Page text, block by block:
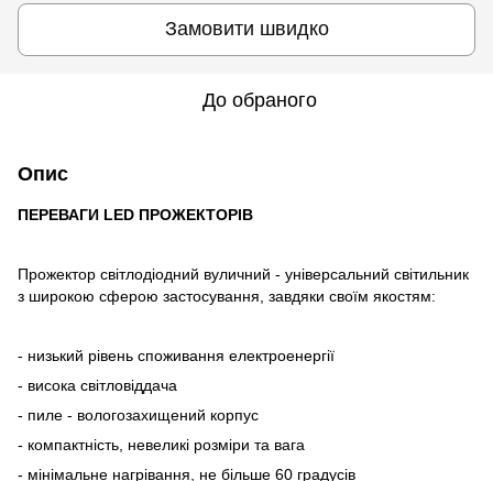
Замовити швидко
До обраного
Опис
ПЕРЕВАГИ LED ПРОЖЕКТОРІВ
Прожектор світлодіодний вуличний - універсальний світильник
з широкою сферою застосування, завдяки своїм якостям:
- низький рівень споживання електроенергії
- висока світловіддача
- пиле - вологозахищений корпус
- компактність, невеликі розміри та вага
- мінімальне нагрівання, не більше 60 градусів